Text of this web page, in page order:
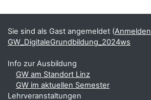
Ergänzungsblöcke
Sie sind als Gast angemeldet (Anmelden
GW_DigitaleGrundbildung_2024ws
Info zur Ausbildung
GW am Standort Linz
GW im aktuellen Semester
Lehrveranstaltungen